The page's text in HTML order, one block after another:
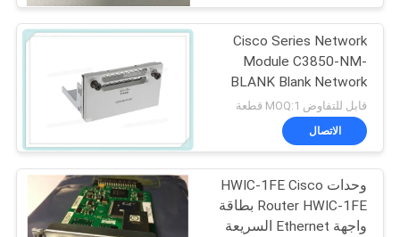
Cisco Series Network
Module C3850-NM-
BLANK Blank Network
For Cisco Series 3850
Switches
قابل للتفاوض MOQ:1 قطعة
الاتصال
وحدات HWIC-1FE Cisco
Router HWIC-1FE بطاقة
واجهة Ethernet السريعة